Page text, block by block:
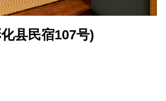
县民宿107号)